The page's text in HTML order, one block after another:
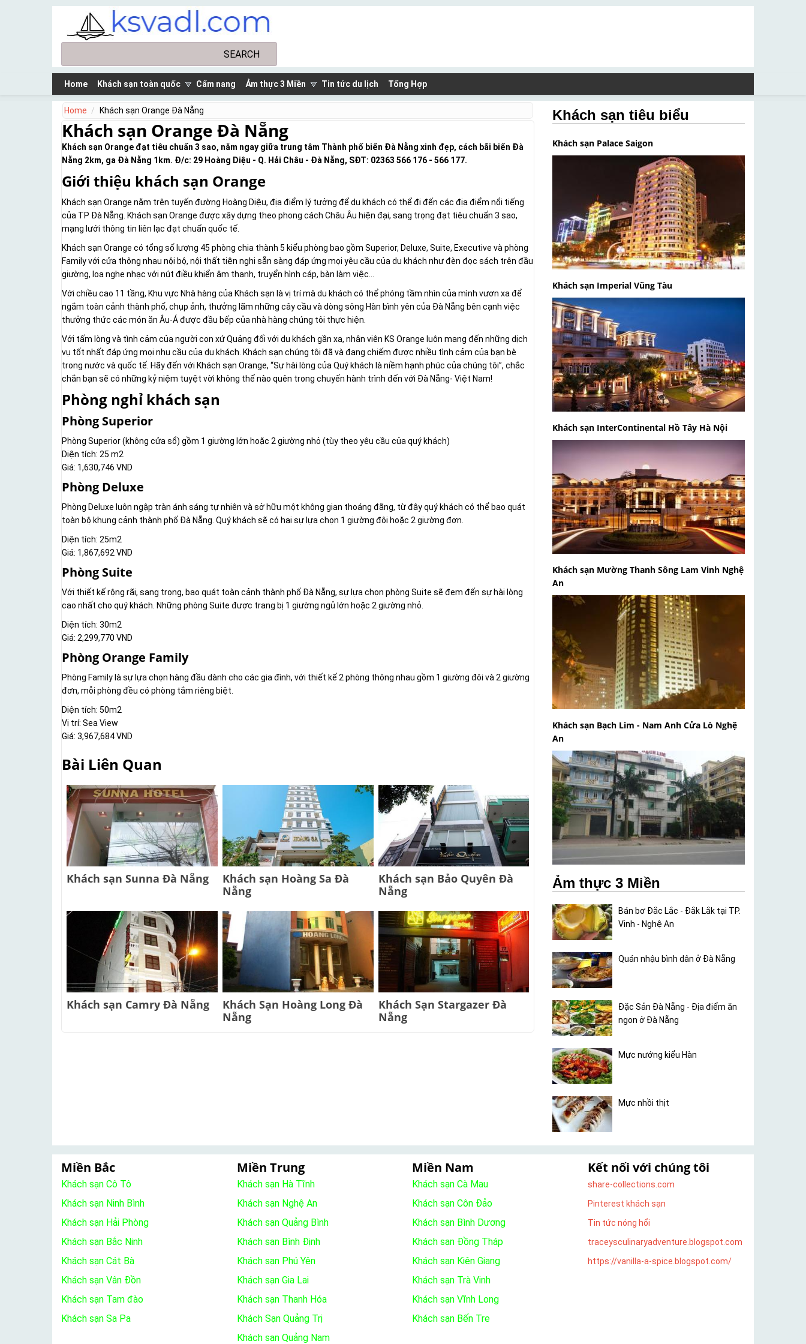
Skip to main content
Home Khách sạn toàn quốc Cẩm nang Ảm thực 3 Miền Tin tức du lịch Tổng Hợp
Home Khách sạn Orange Đà Nẵng
Khách sạn Orange Đà Nẵng
Khách sạn Orange đạt tiêu chuẩn 3 sao, nằm ngay giữa trung tâm Thành phố biển Đà Nẵng xinh đẹp, cách bãi biển Đà
Nẵng 2km, ga Đà Nẵng 1km. Đ/c: 29 Hoàng Diệu - Q. Hải Châu - Đà Nẵng, SĐT: 02363 566 176 - 566 177.
Giới thiệu khách sạn Orange
Khách sạn Orange nằm trên tuyến đường Hoàng Diệu, địa điểm lý tưởng để du khách có thể đi đến các địa điểm nổi tiếng
của TP Đà Nẵng. Khách sạn Orange được xây dựng theo phong cách Châu Âu hiện đại, sang trọng đạt tiêu chuẩn 3 sao,
mạng lưới thông tin liên lạc đạt chuẩn quốc tế.
Khách sạn Orange có tổng số lượng 45 phòng chia thành 5 kiểu phòng bao gồm Superior, Deluxe, Suite, Executive và phòng
Family với cửa thông nhau nội bộ, nội thất tiện nghi sẵn sàng đáp ứng mọi yêu cầu của du khách như đèn đọc sách trên đầu
giường, loa nghe nhạc với nút điều khiển âm thanh, truyển hình cáp, bàn làm việc...
Với chiều cao 11 tầng, Khu vực Nhà hàng của Khách sạn là vị trí mà du khách có thể phóng tầm nhìn của mình vươn xa để
ngắm toàn cảnh thành phố, chụp ảnh, thưởng lãm những cây cầu và dòng sông Hàn bình yên của Đà Nẵng bên cạnh việc
thưởng thức các món ăn Âu-Á được đầu bếp của nhà hàng chúng tôi thực hiện.
Với tấm lòng và tình cảm của người con xứ Quảng đối với du khách gần xa, nhân viên KS Orange luôn mang đến những dịch
vụ tốt nhất đáp ứng mọi nhu cầu của du khách. Khách sạn chúng tôi đã và đang chiếm được nhiều tình cảm của bạn bè
trong nước và quốc tế. Hãy đến với Khách sạn Orange, “Sự hài lòng của Quý khách là niềm hạnh phúc của chúng tôi”, chắc
chắn bạn sẽ có những kỷ niệm tuyệt vời không thể nào quên trong chuyến hành trình đến với Đà Nẵng- Việt Nam!
Phòng nghỉ khách sạn
Phòng Superior
Phòng Superior (không cửa sổ) gồm 1 giường lớn hoặc 2 giường nhỏ (tùy theo yêu cầu của quý khách)
Diện tích: 25 m2
Giá: 1,630,746 VND
Phòng Deluxe
Phòng Deluxe luôn ngập tràn ánh sáng tự nhiên và sở hữu một không gian thoáng đãng, từ đây quý khách có thể bao quát
toàn bộ khung cảnh thành phố Đà Nẵng. Quý khách sẽ có hai sự lựa chọn 1 giường đôi hoặc 2 giường đơn.
Diện tích: 25m2
Giá: 1,867,692 VND
Phòng Suite
Với thiết kế rộng rãi, sang trọng, bao quát toàn cảnh thành phố Đà Nẵng, sự lựa chọn phòng Suite sẽ đem đến sự hài lòng
cao nhất cho quý khách. Những phòng Suite được trang bị 1 giường ngủ lớn hoặc 2 giường nhỏ.
Diện tích: 30m2
Giá: 2,299,770 VND
Phòng Orange Family
Phòng Family là sự lựa chọn hàng đầu dành cho các gia đình, với thiết kế 2 phòng thông nhau gồm 1 giường đôi và 2 giường
đơn, mỗi phòng đều có phòng tắm riêng biệt.
Diện tích: 50m2
Vị trí: Sea View
Giá: 3,967,684 VND
Bài Liên Quan
Khách sạn Sunna Đà Nẵng
Khách sạn Hoàng Sa Đà
Nẵng
Khách sạn Bảo Quyên Đà
Nẵng
Khách sạn Camry Đà Nẵng
Khách Sạn Hoàng Long Đà
Nẵng
Khách Sạn Stargazer Đà
Nẵng
Khách sạn tiêu biểu
Khách sạn Palace Saigon
Khách sạn Imperial Vũng Tàu
Khách sạn InterContinental Hồ Tây Hà Nội
Khách sạn Mường Thanh Sông Lam Vinh Nghệ
An
Khách sạn Bạch Lim - Nam Anh Cửa Lò Nghệ
An
Ảm thực 3 Miền
Bán bơ Đắc Lắc - Đắk Lắk tại TP.
Vinh - Nghệ An
Quán nhậu bình dân ở Đà Nẵng
Đặc Sản Đà Nẵng - Địa điểm ăn
ngon ở Đà Nẵng
Mực nướng kiểu Hàn
Mực nhồi thịt
Miền Bắc
Khách sạn Cô Tô
Khách sạn Ninh Bình
Khách sạn Hải Phòng
Khách sạn Bắc Ninh
Khách sạn Cát Bà
Khách sạn Vân Đồn
Khách sạn Tam đào
Khách sạn Sa Pa
Miền Trung
Khách sạn Hà Tĩnh
Khách sạn Nghệ An
Khách sạn Quảng Bình
Khách sạn Bình Định
Khách sạn Phú Yên
Khách sạn Gia Lai
Khách sạn Thanh Hóa
Khách Sạn Quảng Trị
Khách sạn Quảng Nam
Miền Nam
Khách sạn Cà Mau
Khách sạn Côn Đảo
Khách sạn Bình Dương
Khách sạn Đồng Tháp
Khách sạn Kiên Giang
Khách sạn Trà Vinh
Khách sạn Vĩnh Long
Khách sạn Bến Tre
Kết nối với chúng tôi
share-collections.com
Pinterest khách sạn
Tin tức nóng hổi
traceysculinaryadventure.blogspot.com
https://vanilla-a-spice.blogspot.com/